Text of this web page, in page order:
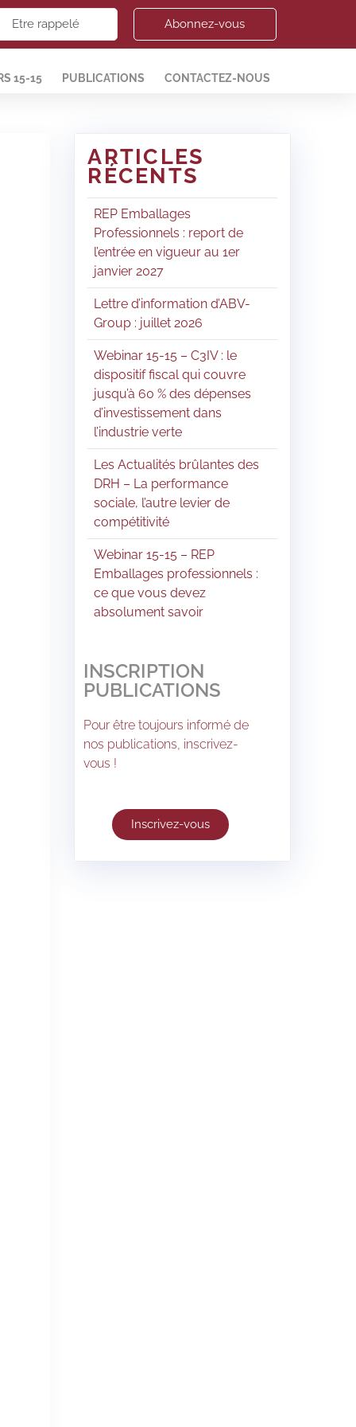
Etre rappelé Abonnez-vous
15-15 PUBLICATIONS CONTACTEZ-NOUS
ARTICLES
RÉCENTS
REP Emballages
Professionnels : report de
l’entrée en vigueur au 1er
janvier 2027
Lettre d’information d’ABV-
Group : juillet 2026
Webinar 15-15 – C3IV : le
dispositif fiscal qui couvre
jusqu’à 60 % des dépenses
d’investissement dans
l’industrie verte
Les Actualités brûlantes des
DRH – La performance
sociale, l’autre levier de
compétitivité
Webinar 15-15 – REP
Emballages professionnels :
ce que vous devez
absolument savoir
INSCRIPTION
PUBLICATIONS
Pour être toujours informé de
nos publications, inscrivez-
vous !
Inscrivez-vous